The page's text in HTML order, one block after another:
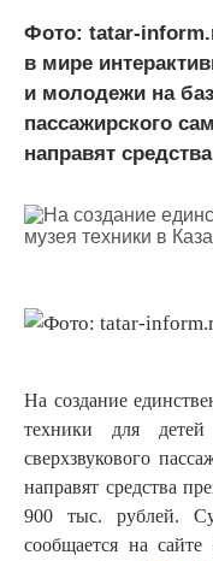
Фото: tatar-
в мире
и молодежи на
пассажирского
направят
На создание
техники для
сверхзвукового
направят средства
900 тыс. рублей.
сообщается на